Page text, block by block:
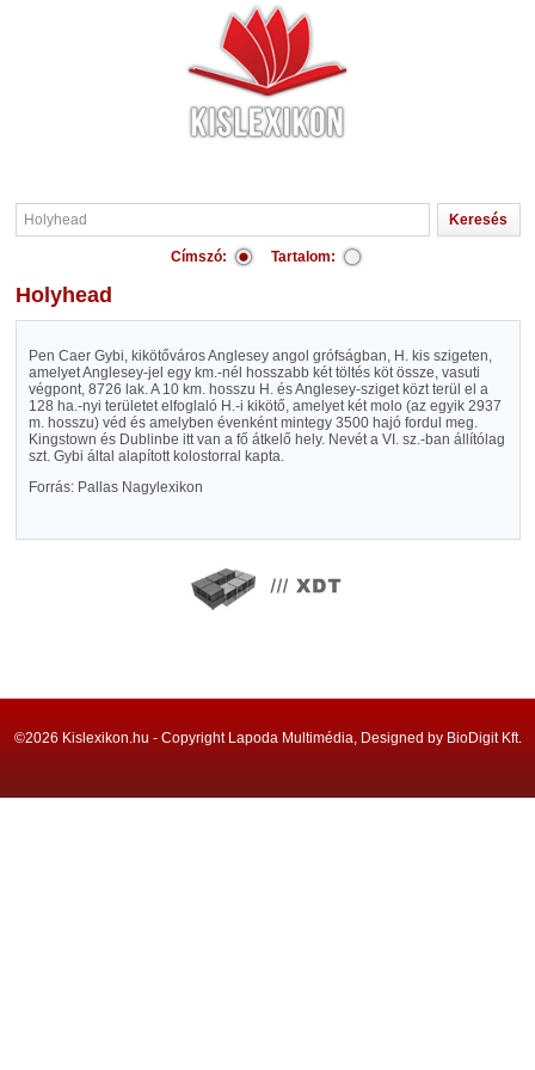
Címszó: Tartalom:
Holyhead
Pen Caer Gybi, kikötőváros Anglesey angol grófságban, H. kis szigeten,
amelyet Anglesey-jel egy km.-nél hosszabb két töltés köt össze, vasuti
végpont, 8726 lak. A 10 km. hosszu H. és Anglesey-sziget közt terül el a
128 ha.-nyi területet elfoglaló H.-i kikötő, amelyet két molo (az egyik 2937
m. hosszu) véd és amelyben évenként mintegy 3500 hajó fordul meg.
Kingstown és Dublinbe itt van a fő átkelő hely. Nevét a VI. sz.-ban állítólag
szt. Gybi által alapított kolostorral kapta.
Forrás: Pallas Nagylexikon
©2026 Kislexikon.hu - Copyright Lapoda Multimédia, Designed by BioDigit Kft.